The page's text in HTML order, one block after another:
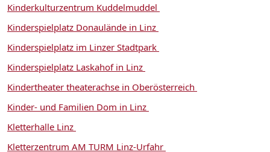
Kinderkulturzentrum Kuddelmuddel
Kinderspielplatz Donaulände in Linz
Kinderspielplatz im Linzer Stadtpark
Kinderspielplatz Laskahof in Linz
Kindertheater theaterachse in Oberösterreich
Kinder- und Familien Dom in Linz
Kletterhalle Linz
Kletterzentrum AM TURM Linz-Urfahr